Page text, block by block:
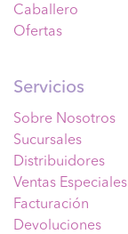
Caballero
Ofertas
Servicios
Sobre Nosotros
Sucursales
Distribuidores
Ventas Especiales
Facturación
Devoluciones